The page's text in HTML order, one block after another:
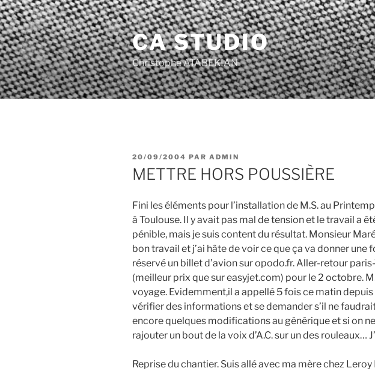
Aller
au
contenu
principal
CA STUDIO
Christophe ATABEKIAN
PUBLIÉ
LE
20/09/2004 PAR ADMIN
METTRE HORS POUSSIÈRE
Fini les éléments pour l’installation de M.S. au
à Toulouse. Il y avait pas mal de tension et le travail a
pénible, mais je suis content du résultat. Monsieur
bon travail et j’ai hâte de voir ce que ça va donner une
réservé un billet d’avion sur opodo.fr. Aller-retour paris-
(meilleur prix que sur easyjet.com) pour le 2 octobre.
voyage. Evidemment,il a appellé 5 fois ce matin
vérifier des informations et se demander s’il ne
encore quelques modifications au générique et si on
rajouter un bout de la voix d’A.C. sur un des rouleaux…
Reprise du chantier. Suis allé avec ma mère chez Leroy